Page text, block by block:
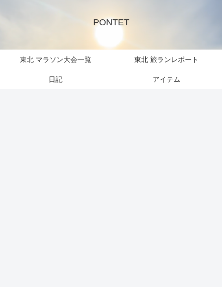
PONTET
東北 マラソン大会一覧 東北 旅ランレポート
日記 アイテム